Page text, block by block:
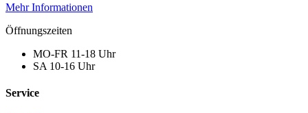
Mehr Informationen
Öffnungszeiten
MO-FR 11-18 Uhr
SA 10-16 Uhr
Service